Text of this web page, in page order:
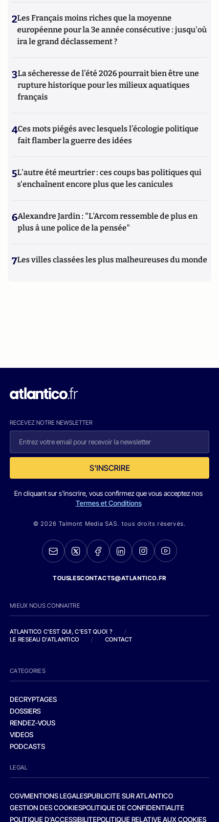
2Les Français moins riches que la moyenne
européenne pour la 3e année consécutive : jusqu'où
ira le grand déclassement ?
3La sécheresse de l’été 2026 pourrait bien être une
rupture historique pour les milieux aquatiques
français
4Ces mots piégés avec lesquels l’écologie politique
fait flamber la guerre des idées
5L'autre été meurtrier : ces coups bas politiques qui
s'enchaînent encore plus que les canicules
6Alexandre Jardin : "L'Arcom ressemble de plus en
plus à une police de la pensée"
7Les villes classées les plus malheureuses du monde
RECEVEZ NOTRE NEWSLETTER
S'INSCRIRE
En cliquant sur s'inscrire, vous confirmez que vous acceptez nos
Termes et Conditions
© 2026 Talmont Media SAS. tous droits réservés.
TOUSLESCONTACTS@ATLANTICO.FR
MIEUX NOUS CONNAITRE
ATLANTICO C'EST QUI, C'EST QUOI ?
/
LE RESEAU D'ATLANTICO
/ CONTACT
CATEGORIES
DECRYPTAGES
DOSSIERS
RENDEZ-VOUS
VIDEOS
PODCASTS
LEGAL
CGVMENTIONS LEGALESPUBLICITE SUR ATLANTICO
GESTION DES COOKIESPOLITIQUE DE CONFIDENTIALITE
POLITIQUE D’ACCESSIBILITEPOLITIQUE RELATIVE AUX COOKIES